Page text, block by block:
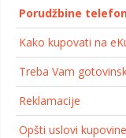
Porudžbine
Kako kupovati na
Treba Vam
Reklamacije
Opšti uslovi kupovine